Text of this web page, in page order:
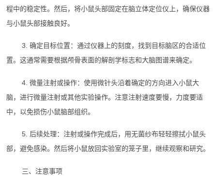
程中的稳定性。然后，将小鼠头部固定在脑立体定位仪上，确保仪器
与小鼠头部接触良好。
3. 确定目标位置：通过仪器上的刻度，找到目标脑区的合适位
置。这通常需要根据颅骨表面的解剖学标志和大脑图谱来确定。
4. 微量注射或操作：使用微针头沿着确定的方向进入小鼠大
脑，进行微量注射或其他实验操作。注意注射速度要慢，力度要适
中，以免损伤小鼠脑部组织。
5. 后续处理：注射或操作完成后，用无菌纱布轻轻擦拭小鼠头
部，避免感染。然后将小鼠放回实验室的笼子里，继续观察和研究。
三、注意事项